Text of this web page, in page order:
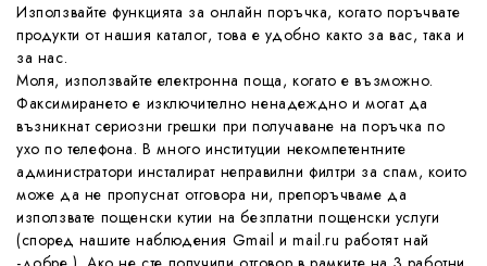
Използвайте функцията за онлайн поръчка, когато поръчвате
продукти от нашия каталог, това е удобно както за вас, така и
за нас.
Моля, използвайте електронна поща, когато е възможно.
Факсимирането е изключително ненадеждно и могат да
възникнат сериозни грешки при получаване на поръчка по
ухо по телефона. В много институции некомпетентните
администратори инсталират неправилни филтри за спам, които
може да не пропуснат отговора ни, препоръчваме да
използвате пощенски кутии на безплатни пощенски услуги
(според нашите наблюдения Gmail и mail.ru работят най